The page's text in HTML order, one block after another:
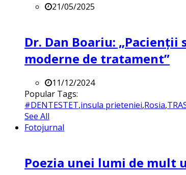
21/05/2025
Dr. Dan Boariu:
moderne de tratament”
11/12/2024
Popular Tags:
#DENTESTET,insula prieteniei,Rosia,
See All
Fotojurnal
Poezia unei lumi de